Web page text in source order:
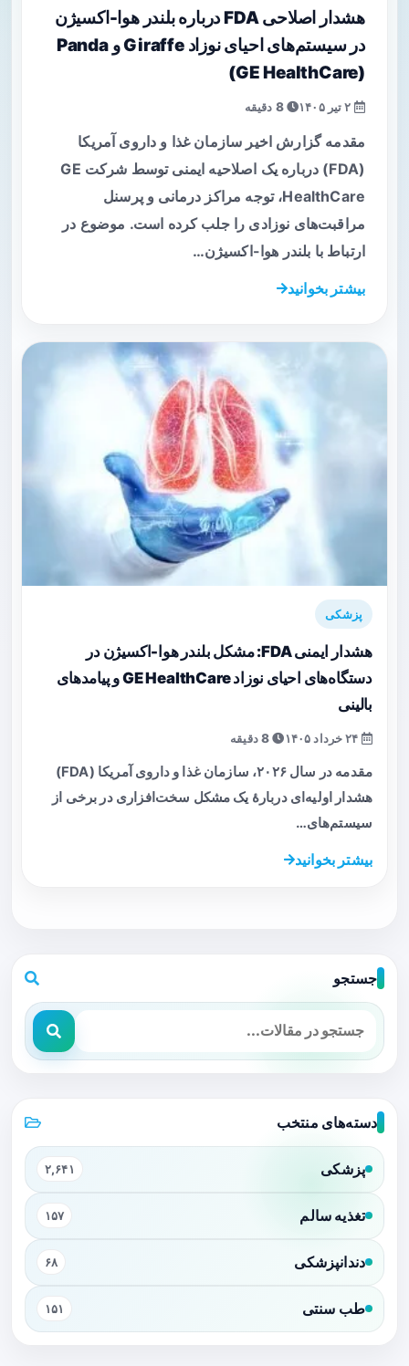
هشدار اصلاحی FDA درباره بلندر هوا-اکسیژن
در سیستم‌های احیای نوزاد Giraffe و Panda
(GE HealthCare)
8 دقیقه
مقدمه گزارش اخیر سازمان غذا و داروی آمریکا
(FDA) درباره یک اصلاحیه ایمنی توسط شرکت GE
HealthCare، توجه مراکز درمانی و پرسنل
مراقبت‌های نوزادی را جلب کرده است. موضوع در
ارتباط با بلندر هوا-اکسیژن…
بیشتر بخوانید
پزشکی
هشدار ایمنی FDA: مشکل بلندر هوا-اکسیژن در
دستگاه‌های احیای نوزاد GE HealthCare و پیامدهای
بالینی
8 دقیقه
مقدمه در سال ۲۰۲۶، سازمان غذا و داروی آمریکا (FDA)
هشدار اولیه‌ای دربارهٔ یک مشکل سخت‌افزاری در برخی از
سیستم‌های…
بیشتر بخوانید
جستجو
دسته‌های منتخب
پزشکی ۲,۶۴۱
تغذیه سالم ۱۵۷
دندانپزشکی ۶۸
طب سنتی ۱۵۱